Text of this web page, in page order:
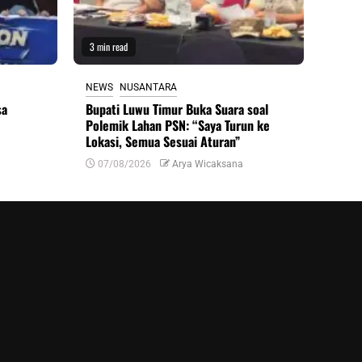
3 min read
NEWS NUSANTARA
Bupati Luwu Timur Buka Suara soal
Polemik Lahan PSN: “Saya Turun ke
Lokasi, Semua Sesuai Aturan”
07/08/2026 Arya Wicaksana